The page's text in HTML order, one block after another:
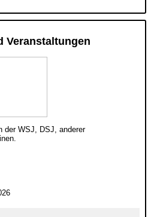
Veranstaltungen
der WSJ, DSJ, anderer